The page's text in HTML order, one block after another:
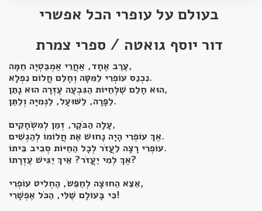
עֶרֶב אֶחָד, אַחֲרֵי אַמְבַּטְיָה חַמָּה,
נִכְנַס עוֹפְרִי לַמִּטָּה וְחָלַם חֲלוֹם נִפְלָא.
הוּא חָלַם שֶׁלְּחַיּוֹת הַגִּבְעָה עֶזְרָה הוּא נָתַן,
לַפָּרָה, לַשּׁוּעָל, לַנְּמִיָּה וְלַתַּן.
עָלָה הַבֹּקֶר, זְמַן לְמִשְׂחָקִים,
אַךְ עוֹפְרִי הָיָה נָחוּשׁ אֶת חֲלוֹמוֹ לְהַגְשִׁים.
עוֹפְרִי רָצָה לַעֲזֹר לְכָל הַחַיּוֹת סְבִיב בֵּיתוֹ.
אַךְ לְמִי יַעֲזֹר? אֵיךְ יַגִּישׁ עֶזְרָתוֹ?
אֵצֵא הַחוּצָה לְחַפֵּשׂ, הֶחְלִיט עוֹפְרִי,
כִּי בָּעוֹלָם שֶׁלִּי, הַכֹּל אֶפְשָׁרִי!